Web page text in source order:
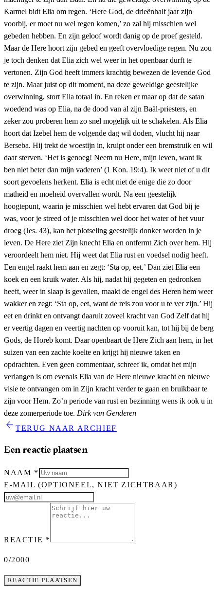
Karmel bidt Elia om regen. ‘Here God, de drieënhalf jaar zijn
voorbij, er moet nu wel regen komen,’ zo zal hij misschien wel
gebeden hebben. En zijn geloof wordt danig op de proef gesteld.
Maar de Here hoort zijn gebed en geeft overvloedige regen. Nu zou
je toch denken dat Elia zich wel weer in het openbaar durft te
vertonen. Zijn God heeft immers krachtig bewezen de levende God
te zijn. Maar juist op dit moment, na deze geweldige geestelijke
overwinning, stort Elia totaal in. En reken er maar op dat de satan
woedend was op Elia, na de dood van al zijn Baäl-priesters, en
zeker zou proberen hem zo snel mogelijk uit te schakelen. Als Elia
hoort dat Izebel hem de volgende dag wil doden, vlucht hij naar
Berseba. Hij trekt de woestijn in, kruipt onder een bremstruik en wil
daar sterven. ‘Het is genoeg! Neem nu Here, mijn leven, want ik
ben niet beter dan mijn vaderen’ (1 Kon. 19:4). Ik weet niet of u dit
soort gevoelens herkent. Elia is echt niet de enige die zo door
matheid en moeheid overvallen wordt. Na een geestelijk
hoogtepunt, waarin je misschien wel hebt ervaren dat God bij je
was, voor je streed of je misschien wel door het water of het vuur
droeg (Jes. 43), kan het plotseling geestelijk donker worden in je
leven. De Here ziet Zijn knecht Elia en ontfermt Zich over hem. Hij
veroordeelt hem niet. Hij weet dat Elia rust en voedsel nodig heeft.
Een engel raakt hem aan en zegt: ‘Sta op, eet.’ Dan ziet Elia een
koek en een kruik water. Als hij, nadat hij gegeten en gedronken
heeft, weer in slaap is gevallen, maakt de engel des Heren hem weer
wakker en zegt: ‘Sta op, eet, want de reis zou voor u te ver zijn.’ Hij
eet en drinkt en ontvangt daaruit zoveel kracht van God Zelf dat hij
er veertig dagen en veertig nachten op vooruit kan, tot hij bij de berg
Gods, de Horeb komt. Daar openbaart de Here Zich aan hem, in het
suizen van een zachte koelte en krijgt hij nieuwe taken en
opdrachten. Even geen commentaar, schreef ik, omdat het mijn
verlangen is om evenals Elia van de Here nieuwe kracht en nieuwe
visie te ontvangen om in Zijn kracht verder te gaan en bruikbaar te
zijn voor Hem. Zo’n periode van rust en bezinning wens ik ook u in
deze zomerperiode toe. Dirk van Genderen
arrow_back TERUG NAAR ARCHIEF
Een reactie plaatsen
NAAM *
E-MAIL(OPTIONEEL, NIET ZICHTBAAR)
REACTIE *
0/2000
REACTIE PLAATSEN